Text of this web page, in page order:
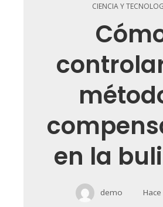
CIENCIA Y
en la
demo